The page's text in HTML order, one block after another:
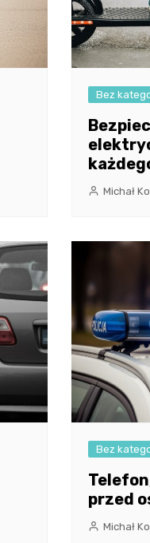
Bez
Michał
Bez
przed
Michał